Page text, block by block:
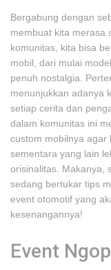
Bergabung dengan
membuat kita merasa
komunitas, kita bisa
mobil, dari mulai
penuh nostalgia.
menunjukkan adanya
setiap cerita dan
dalam komunitas ini
custom mobilnya agar
sementara yang lain
orisinalitas. Makanya,
sedang bertukar tips
event otomotif yang
kesenangannya!
Event